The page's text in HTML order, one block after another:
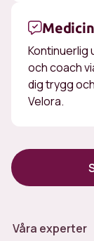
Kontinuerlig
och coach
dig trygg
Velora.
Våra experter